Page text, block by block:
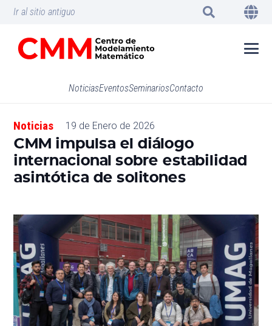
Ir al sitio antiguo
NoticiasEventosSeminariosContacto
Noticias 19 de Enero de 2026
CMM impulsa el diálogo
internacional sobre estabilidad
asintótica de solitones